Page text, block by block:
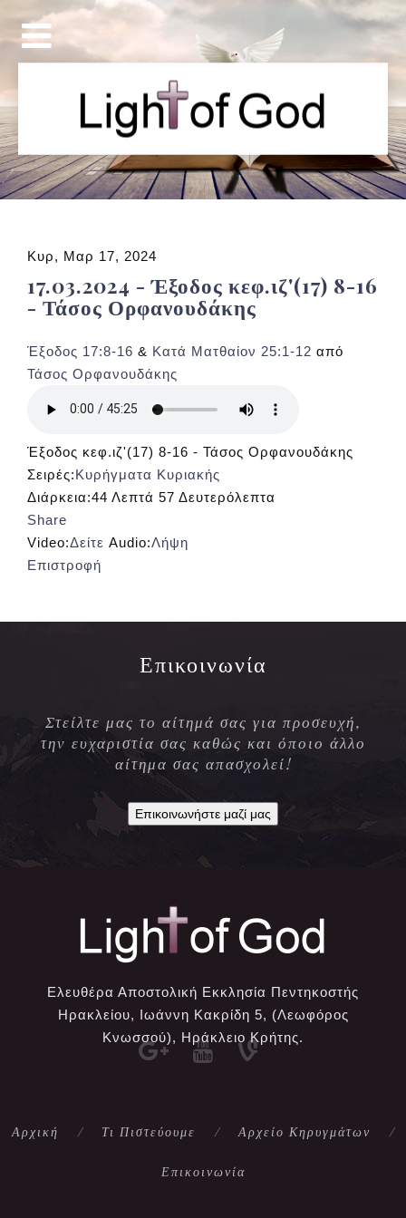
Κυρ, Μαρ 17, 2024
17.03.2024 - Έξοδος κεφ.ιζ'(17) 8-16
- Τάσος Ορφανουδάκης
Έξοδος 17:8-16 & Κατά Ματθαίον 25:1-12 από
Τάσος Ορφανουδάκης
Έξοδος κεφ.ιζ'(17) 8-16 - Τάσος Ορφανουδάκης
Σειρές:Κυρήγματα Κυριακής
Διάρκεια:44 Λεπτά 57 Δευτερόλεπτα
Share
Video:Δείτε Audio:Λήψη
Επιστροφή
Επικοινωνία
Στείλτε μας το αίτημά σας για προσευχή,
την ευχαριστία σας καθώς και όποιο άλλο
αίτημα σας απασχολεί!
Επικοινωνήστε μαζί μας
Ελευθέρα Αποστολική Εκκλησία Πεντηκοστής
Ηρακλείου, Ιωάννη Κακρίδη 5, (Λεωφόρος
Κνωσσού), Ηράκλειο Κρήτης.
Αρχική Τι Πιστεύουμε Αρχείο Κηρυγμάτων
Επικοινωνία